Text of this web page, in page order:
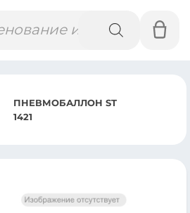
ПНЕВМОБАЛЛОН ST
1421